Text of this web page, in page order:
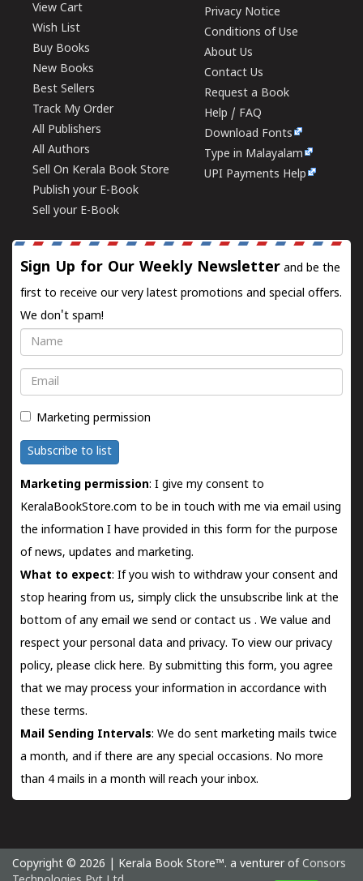
View Cart
Wish List
Buy Books
New Books
Best Sellers
Track My Order
All Publishers
All Authors
Sell On Kerala Book Store
Publish your E-Book
Sell your E-Book
Privacy Notice
Conditions of Use
About Us
Contact Us
Request a Book
Help / FAQ
Download Fonts
Type in Malayalam
UPI Payments Help
Sign Up for Our Weekly Newsletter and be the
first to receive our very latest promotions and special offers.
We don't spam!
Name
Email
Marketing permission
Subscribe to list
Marketing permission: I give my consent to
KeralaBookStore.com to be in touch with me via email using
the information I have provided in this form for the purpose
of news, updates and marketing.
What to expect: If you wish to withdraw your consent and
stop hearing from us, simply click the unsubscribe link at the
bottom of any email we send orcontact us . We value and
respect your personal data and privacy. To view our privacy
policy, please click here. By submitting this form, you agree
that we may process your information in accordance with
these terms.
Mail Sending Intervals: We do sent marketing mails twice
a month, and if there are any special occasions. No more
than 4 mails in a month will reach your inbox.
Copyright © 2026 | Kerala Book Store™. a venturer of Consors